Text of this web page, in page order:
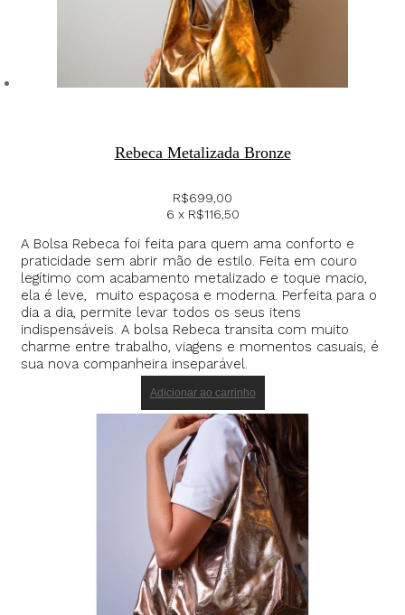
Rebeca Metalizada Bronze
R$699,00
6 x R$116,50
A Bolsa Rebeca foi feita para quem ama conforto e
praticidade sem abrir mão de estilo. Feita em couro
legítimo com acabamento metalizado e toque macio,
ela é leve, muito espaçosa e moderna. Perfeita para o
dia a dia, permite levar todos os seus itens
indispensáveis. A bolsa Rebeca transita com muito
charme entre trabalho, viagens e momentos casuais, é
sua nova companheira inseparável.
Adicionar ao carrinho